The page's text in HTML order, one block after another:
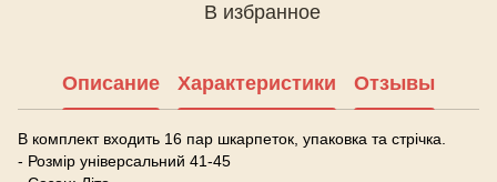
В избранное
Описание Характеристики Отзывы
В комплект входить 16 пар шкарпеток, упаковка та стрічка.
- Розмір універсальний 41-45